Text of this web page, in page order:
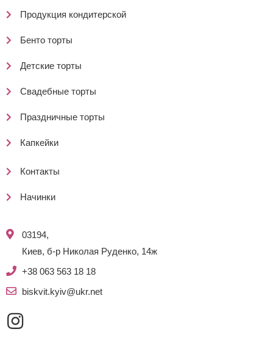
Продукция кондитерской
Бенто торты
Детские торты
Свадебные торты
Праздничные торты
Капкейки
Контакты
Начинки
03194,
Киев, б-р Николая Руденко, 14ж
+38 063 563 18 18
biskvit.kyiv@ukr.net